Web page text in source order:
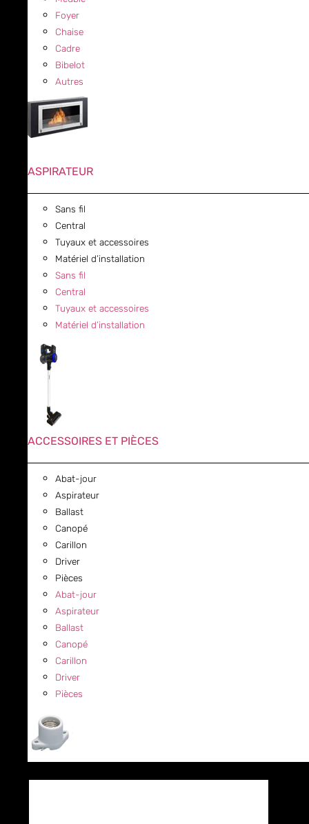
Foyer
Chaise
Cadre
Bibelot
Autres
ASPIRATEUR
Sans fil
Central
Tuyaux et accessoires
Matériel d’installation
Sans fil
Central
Tuyaux et accessoires
Matériel d’installation
ACCESSOIRES ET PIÈCES
Abat-jour
Aspirateur
Ballast
Canopé
Carillon
Driver
Pièces
Abat-jour
Aspirateur
Ballast
Canopé
Carillon
Driver
Pièces